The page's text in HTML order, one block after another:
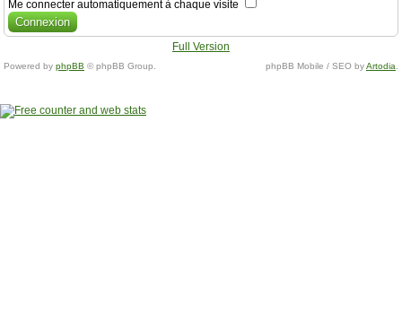
Me connecter automatiquement à chaque visite
Full Version
Powered by phpBB © phpBB Group. phpBB Mobile / SEO byArtodia